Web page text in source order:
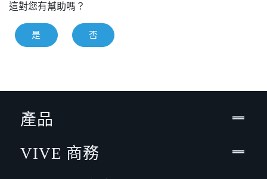
這對您有幫助嗎？
是 否
產品
VIVE 商務